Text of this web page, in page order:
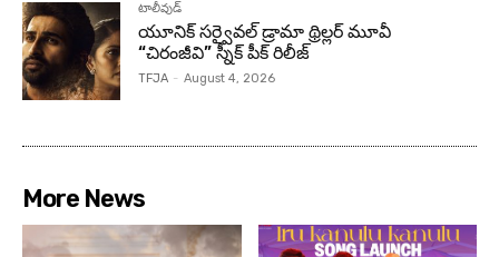
టాలీవుడ్
యూనిక్ సర్వైవల్ డ్రామా థ్రిల్లర్ మూవీ
“చిరంజీవి” స్నీక్ పీక్ రిలీజ్
TFJA - August 4, 2026
More News